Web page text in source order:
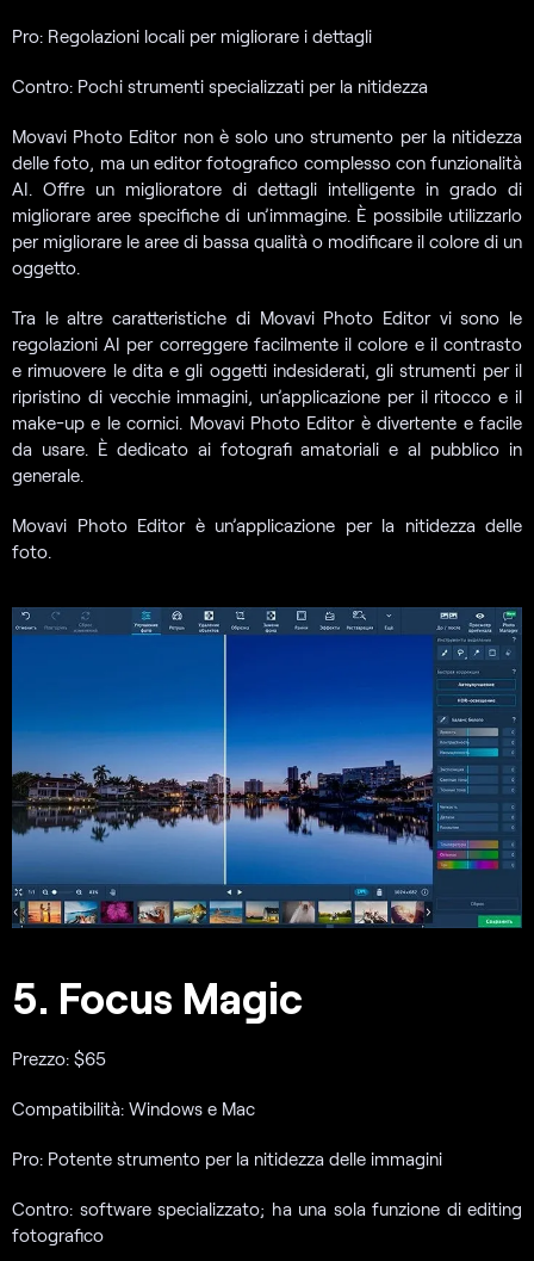
Pro: Regolazioni locali per migliorare i dettagli
Contro: Pochi strumenti specializzati per la nitidezza
Movavi Photo Editor non è solo uno strumento per la nitidezza
delle foto, ma un editor fotografico complesso con funzionalità
AI. Offre un miglioratore di dettagli intelligente in grado di
migliorare aree specifiche di un’immagine. È possibile utilizzarlo
per migliorare le aree di bassa qualità o modificare il colore di un
oggetto.
Tra le altre caratteristiche di Movavi Photo Editor vi sono le
regolazioni AI per correggere facilmente il colore e il contrasto
e rimuovere le dita e gli oggetti indesiderati, gli strumenti per il
ripristino di vecchie immagini, un’applicazione per il ritocco e il
make-up e le cornici. Movavi Photo Editor è divertente e facile
da usare. È dedicato ai fotografi amatoriali e al pubblico in
generale.
Movavi Photo Editor è un’applicazione per la nitidezza delle
foto.
5. Focus Magic
Prezzo: $65
Compatibilità: Windows e Mac
Pro: Potente strumento per la nitidezza delle immagini
Contro: software specializzato; ha una sola funzione di editing
fotografico